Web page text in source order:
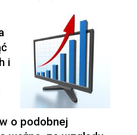
i
o podobnej